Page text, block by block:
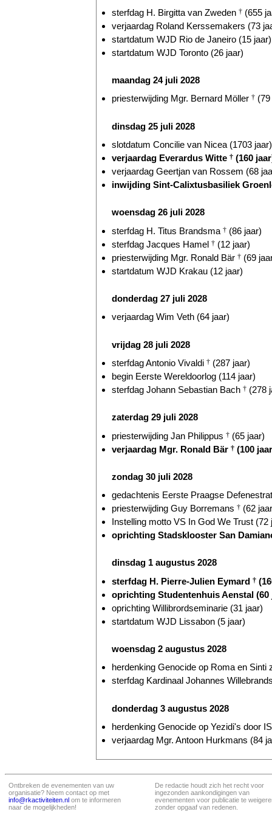
sterfdag H. Birgitta van Zweden † (655
verjaardag Roland Kerssemakers (73
startdatum WJD Rio de Janeiro (15 jaar)
startdatum WJD Toronto (26 jaar)
maandag 24 juli 2028
priesterwijding Mgr. Bernard Möller †
dinsdag 25 juli 2028
slotdatum Concilie van Nicea (1703 jaar)
verjaardag Everardus Witte † (160
verjaardag Geertjan van Rossem (68
inwijding Sint-Calixtusbasiliek
woensdag 26 juli 2028
sterfdag H. Titus Brandsma † (86 jaar)
sterfdag Jacques Hamel † (12 jaar)
priesterwijding Mgr. Ronald Bär † (69
startdatum WJD Krakau (12 jaar)
donderdag 27 juli 2028
verjaardag Wim Veth (64 jaar)
vrijdag 28 juli 2028
sterfdag Antonio Vivaldi † (287 jaar)
begin Eerste Wereldoorlog (114 jaar)
sterfdag Johann Sebastian Bach † (278
zaterdag 29 juli 2028
priesterwijding Jan Philippus † (65 jaar)
verjaardag Mgr. Ronald Bär † (100
zondag 30 juli 2028
gedachtenis Eerste Praagse
priesterwijding Guy Borremans † (62
Instelling motto VS In God We Trust (72
oprichting Stadsklooster San
dinsdag 1 augustus 2028
sterfdag H. Pierre-Julien Eymard †
oprichting Studentenhuis Aenstal (60
oprichting Willibrordseminarie (31 jaar)
startdatum WJD Lissabon (5 jaar)
woensdag 2 augustus 2028
herdenking Genocide op Roma en Sinti
sterfdag Kardinaal Johannes
donderdag 3 augustus 2028
herdenking Genocide op Yezidi's door
verjaardag Mgr. Antoon Hurkmans (84
Ontbreken de evenementen van uw
organisatie? Neem contact op met
info@rkactiviteiten.nl om te informeren
naar de mogelijkheden!
De redactie houdt zich het recht voor
ingezonden aankondigingen van
evenementen voor publicatie te
zonder opgaaf van redenen.